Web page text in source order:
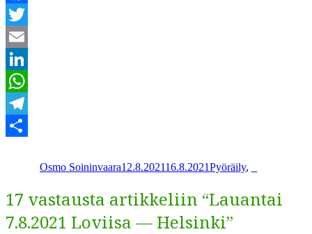
Facebook
Twitter
Email
LinkedIn
WhatsApp
Telegram
Osmo Soininvaara12.8.202116.8.2021Pyöräily,
17 vastausta artikkeliin “Lauantai
7.8.2021 Loviisa — Helsinki”